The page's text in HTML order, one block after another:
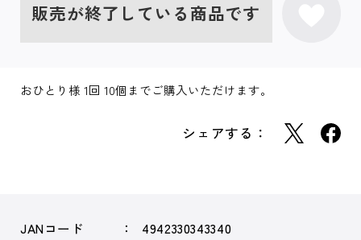
販売が終了している商品です
おひとり様 1回 10個までご購入いただけます。
シェアする：
JANコード 4942330343340